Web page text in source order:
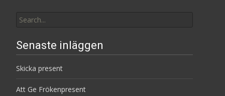
for:
Senaste inläggen
Skicka present
Att Ge Frökenpresent